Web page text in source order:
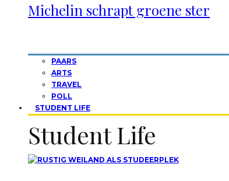
Michelin schrapt groene ster
PAARS
ARTS
TRAVEL
POLL
STUDENT LIFE
Student Life